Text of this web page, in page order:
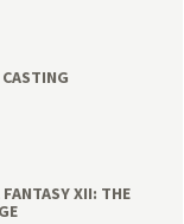
XII: THE